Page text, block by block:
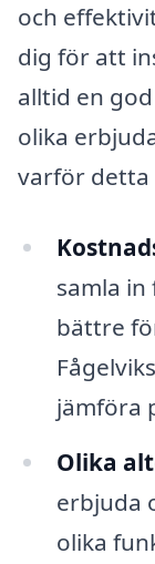
och
dig för att
alltid en
olika
varför detta
samla
bättre
jämföra
Olika
erbjuda
olika